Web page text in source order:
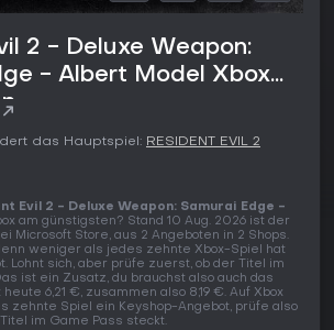
2 - Deluxe Weapon:
- Albert Model Xbox
das Hauptspiel: RESIDENT EVIL 2
Evil 2 - Deluxe Weapon: Samurai Edge -
am günstigsten? Stand 10 Aug. 2026 ist der
Microsoft Store, aus 2 Angeboten in 2 Shops.
weniger als jedes zehnte Xbox-Spiel hat
Lohnt sich, aber prüfe zuerst, ob der Titel im
ist ein Zusatz, du brauchst also auch das
6,21 €, zusammen also 8,19 €. Auf Xbox
zehnte Spiel ein Keyshop-Angebot, prüfe also
im Game Pass steckt.